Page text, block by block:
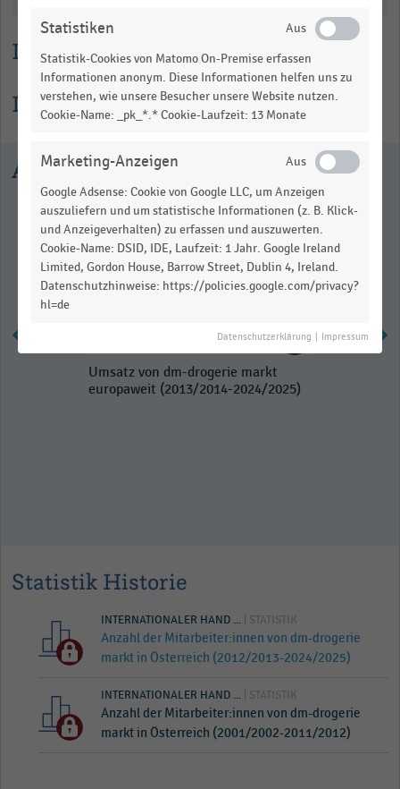
Lesehilfe
Informationen zur Statistik
Ausgewählte Statistiken
Umsatz von dm-drogerie markt
europaweit (2013/2014-2024/2025)
Statistik Historie
INTERNATIONALER HAND ... | STATISTIK
Anzahl der Mitarbeiter:innen von dm-drogerie
markt in Österreich (2012/2013-2024/2025)
INTERNATIONALER HAND ... | STATISTIK
Anzahl der Mitarbeiter:innen von dm-drogerie
markt in Österreich (2001/2002-2011/2012)
Statistiken
Statistik-Cookies von Matomo On-Premise erfassen
Informationen anonym. Diese Informationen helfen uns zu
verstehen, wie unsere Besucher unsere Website nutzen.
Cookie-Name: _pk_*.* Cookie-Laufzeit: 13 Monate
Marketing-Anzeigen
Google Adsense: Cookie von Google LLC, um Anzeigen
auszuliefern und um statistische Informationen (z. B. Klick-
und Anzeigeverhalten) zu erfassen und auszuwerten.
Cookie-Name: DSID, IDE, Laufzeit: 1 Jahr. Google Ireland
Limited, Gordon House, Barrow Street, Dublin 4, Ireland.
Datenschutzhinweise: https://policies.google.com/privacy?
hl=de
Datenschutzerklärung Impressum